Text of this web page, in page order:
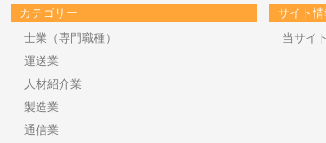
カテゴリー
士業（専門職種）
運送業
人材紹介業
製造業
通信業
サイト情
当サイ